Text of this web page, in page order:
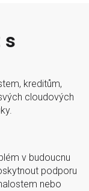
s
kreditům,
cloudových
v budoucnu
podporu
nebo